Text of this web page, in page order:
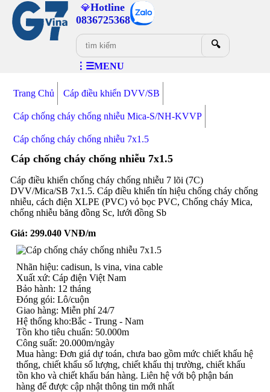
💎Hotline
0836725368
🔍
⋮☰MENU
Trang Chủ Cáp điều khiển DVV/SB
Cáp chống cháy chống nhiễu Mica-S/NH-KVVP
Cáp chống cháy chống nhiễu 7x1.5
Cáp chống cháy chống nhiễu 7x1.5
Cáp điều khiển chống cháy chống nhiễu 7 lõi (7C)
DVV/Mica/SB 7x1.5. Cáp điều khiển tín hiệu chống cháy chống
nhiễu, cách điện XLPE (PVC) vỏ bọc PVC, Chống cháy Mica,
chống nhiễu băng đồng Sc, lưới đồng Sb
Giá: 299.040VNĐ/m
Nhãn hiệu: cadisun, ls vina, vina cable
Xuất xứ: Cáp điện Việt Nam
Bảo hành: 12 tháng
Đóng gói: Lô/cuộn
Giao hàng: Miễn phí 24/7
Hệ thống kho:Bắc - Trung - Nam
Tồn kho tiêu chuẩn: 50.000m
Công suất: 20.000m/ngày
Mua hàng: Đơn giá dự toán, chưa bao gồm mức chiết khấu hệ
thống, chiết khấu số lượng, chiết khấu thị trường, chiết khấu
tồn kho và chiết khấu bán hàng. Liên hệ với bộ phận bán
hàng để được cập nhật thông tin mới nhất